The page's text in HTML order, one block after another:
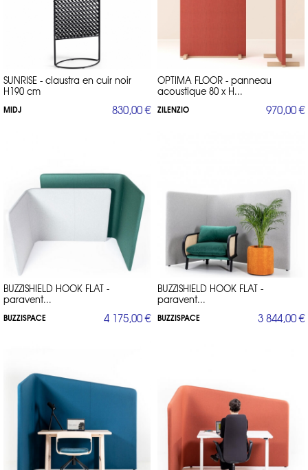
SUNRISE - claustra en cuir noir
H190 cm
MIDJ 830,00 €
OPTIMA FLOOR - panneau
acoustique 80 x H...
ZILENZIO 970,00 €
BUZZISHIELD HOOK FLAT -
paravent...
BUZZISPACE 4 175,00 €
BUZZISHIELD HOOK FLAT -
paravent...
BUZZISPACE 3 844,00 €